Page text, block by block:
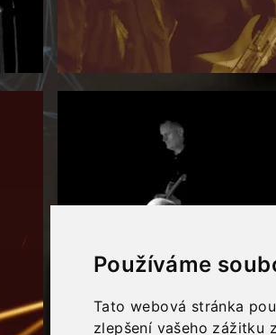
Používáme
Tato webová stránka
zlepšení vašeho zážitku